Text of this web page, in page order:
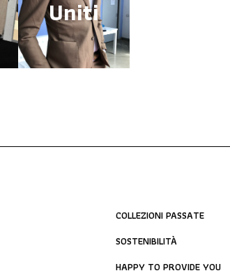
Uniti
COLLEZIONI PASSATE
SOSTENIBILITÀ
HAPPY TO PROVIDE YOU